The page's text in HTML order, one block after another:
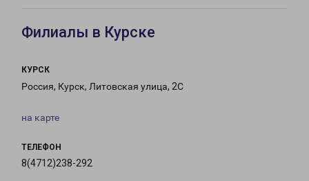
Филиалы в Курске
КУРСК
Россия, Курск, Литовская улица, 2С
на карте
ТЕЛЕФОН
8(4712)238-292